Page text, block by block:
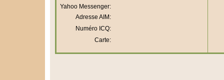
Yahoo Messenger:
Adresse AIM:
Numéro ICQ:
Carte: